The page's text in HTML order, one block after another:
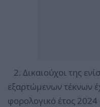
2. Δικαιούχοι της
εξαρτώμενων τέκνων
φορολογικό έτος 2024